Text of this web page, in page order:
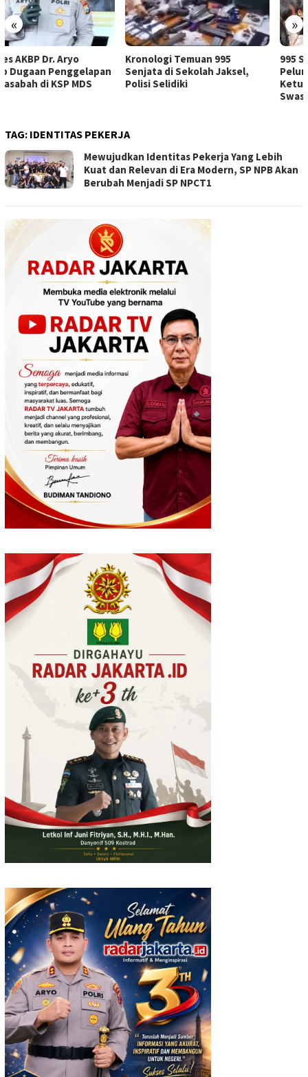
« »
Kronologi Temuan 995
Senjata di Sekolah Jaksel,
Polisi Selidiki
995 Senjata dan Ribuan
Peluru Ditemukan di Ruang
Ketua Pengurus Sekolah
TAG: IDENTITAS PEKERJA
Mewujudkan Identitas Pekerja Yang Lebih
Kuat dan Relevan di Era Modern, SP NPB Akan
Berubah Menjadi SP NPCT1